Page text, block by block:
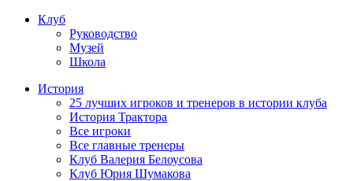
Клуб
Руководство
Музей
Школа
История
25 лучших игроков и тренеров в истории клуба
История Трактора
Все игроки
Все главные тренеры
Клуб Валерия Белоусова
Клуб Юрия Шумакова